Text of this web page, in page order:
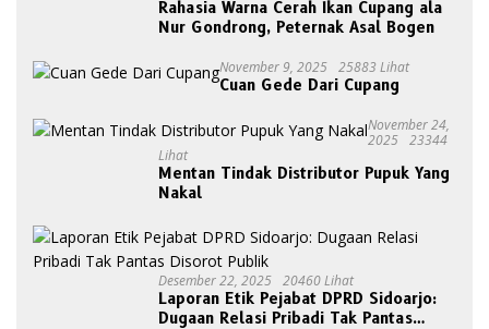
Rahasia Warna Cerah Ikan Cupang ala
Nur Gondrong, Peternak Asal Bogen
November 9, 2025 25883 Lihat
Cuan Gede Dari Cupang
November 24,
2025 23344
Lihat
Mentan Tindak Distributor Pupuk Yang
Nakal
Desember 22, 2025 20460 Lihat
Laporan Etik Pejabat DPRD Sidoarjo:
Dugaan Relasi Pribadi Tak Pantas